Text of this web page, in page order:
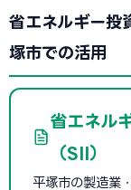
省エネルギー投
塚市での活用
省エネル
（SII）
平塚市の製造業